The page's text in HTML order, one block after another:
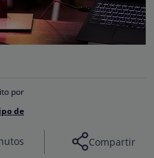
por
de
Compartir